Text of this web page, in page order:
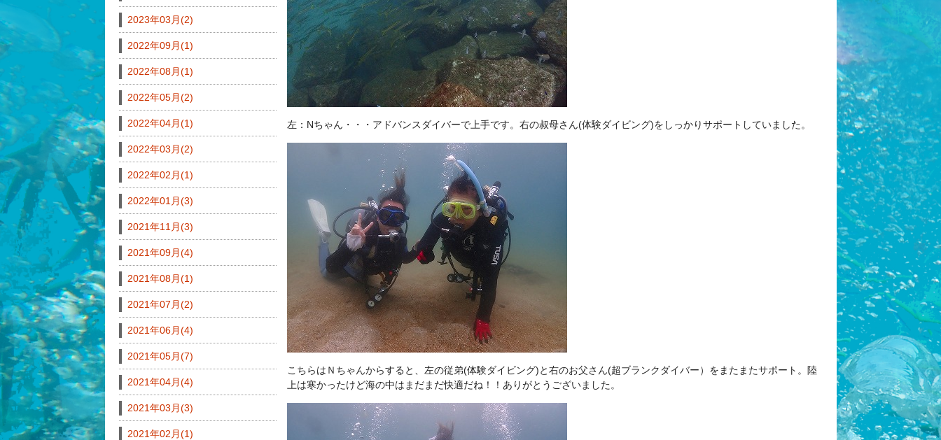
左：Nちゃん・・・アドバンスダイバーで上手です。右の叔母さん(体験ダイビング)をしっかりサポートしていました。
こちらはＮちゃんからすると、左の従弟(体験ダイビング)と右のお父さん(超ブランクダイバー）をまたまたサポート。陸
上は寒かったけど海の中はまだまだ快適だね！！ありがとうございました。
2023年03月(2)
2022年09月(1)
2022年08月(1)
2022年05月(2)
2022年04月(1)
2022年03月(2)
2022年02月(1)
2022年01月(3)
2021年11月(3)
2021年09月(4)
2021年08月(1)
2021年07月(2)
2021年06月(4)
2021年05月(7)
2021年04月(4)
2021年03月(3)
2021年02月(1)